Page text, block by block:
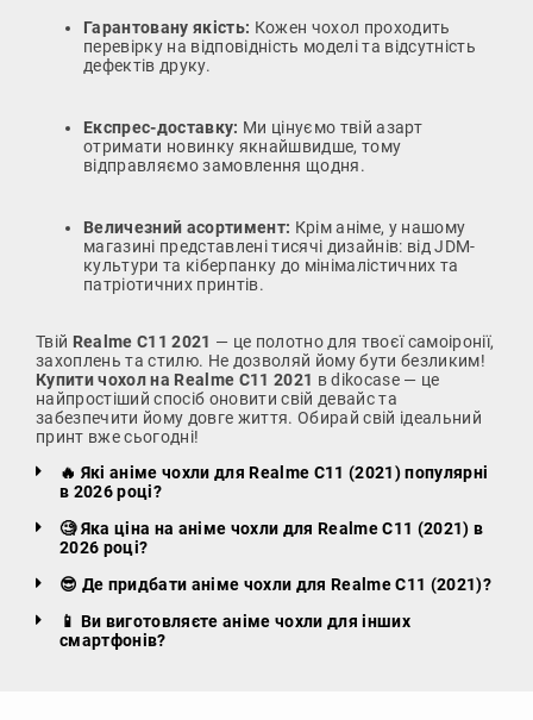
Гарантовану якість: Кожен чохол проходить
перевірку на відповідність моделі та відсутність
дефектів друку.
Експрес-доставку: Ми цінуємо твій азарт
отримати новинку якнайшвидше, тому
відправляємо замовлення щодня.
Величезний асортимент: Крім аніме, у нашому
магазині представлені тисячі дизайнів: від JDM-
культури та кіберпанку до мінімалістичних та
патріотичних принтів.
Твій Realme C11 2021 — це полотно для твоєї самоіронії,
захоплень та стилю. Не дозволяй йому бути безликим!
Купити чохол на Realme C11 2021 в dikocase — це
найпростіший спосіб оновити свій девайс та
забезпечити йому довге життя. Обирай свій ідеальний
принт вже сьогодні!
🔥 Які аніме чохли для Realme C11 (2021) популярні
в 2026 році?
🧐 Яка ціна на аніме чохли для Realme C11 (2021) в
2026 році?
😎 Де придбати аніме чохли для Realme C11 (2021)?
📱 Ви виготовляєте аніме чохли для інших
смартфонів?